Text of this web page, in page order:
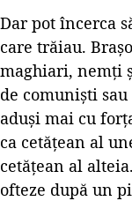
Dar pot încerca
care trăiau.
maghiari, nemți
de comuniști
aduși mai cu
ca cetățean al
cetățean al
ofteze după un